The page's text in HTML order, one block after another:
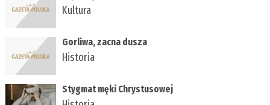
Kultura
Gorliwa, zacna dusza
Historia
Stygmat męki Chrystusowej